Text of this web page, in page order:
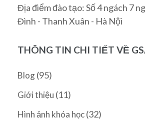
Địa điểm đào tạo: Số 4 ngách 7
Đình - Thanh Xuân - Hà Nội
THÔNG TIN CHI TIẾT VỀ
Blog(95)
Giới thiệu (11)
Hình ảnh khóa học(32)